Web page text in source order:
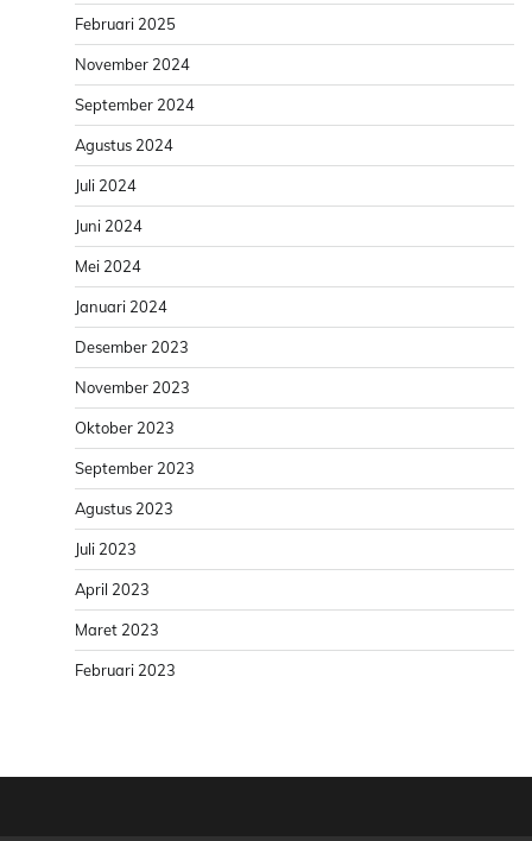
Februari 2025
November 2024
September 2024
Agustus 2024
Juli 2024
Juni 2024
Mei 2024
Januari 2024
Desember 2023
November 2023
Oktober 2023
September 2023
Agustus 2023
Juli 2023
April 2023
Maret 2023
Februari 2023